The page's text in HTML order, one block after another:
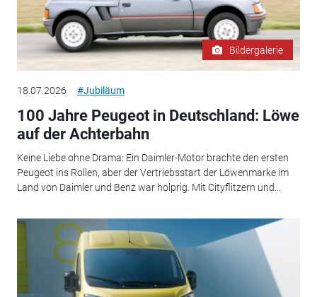
Bildergalerie
18.07.2026 #Jubiläum
100 Jahre Peugeot in Deutschland: Löwe
auf der Achterbahn
Keine Liebe ohne Drama: Ein Daimler-Motor brachte den ersten
Peugeot ins Rollen, aber der Vertriebsstart der Löwenmarke im
Land von Daimler und Benz war holprig. Mit Cityflitzern und...